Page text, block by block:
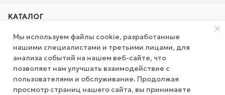
КАТАЛОГ
КОМПАНИЯ
Мы используем файлы cookie, разработанные
нашими специалистами и третьими лицами, для
анализа событий на нашем веб-сайте, что
позволяет нам улучшать взаимодействие с
пользователями и обслуживание. Продолжая
просмотр страниц нашего сайта, вы принимаете